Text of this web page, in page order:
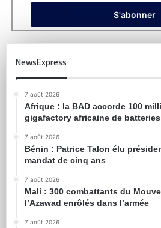
NewsExpress
7 août 2026
Afrique : la BAD accorde 100
gigafactory africaine de batteries
7 août 2026
Bénin : Patrice Talon élu
mandat de cinq ans
7 août 2026
Mali : 300 combattants du
l’Azawad enrôlés dans l’armée
7 août 2026